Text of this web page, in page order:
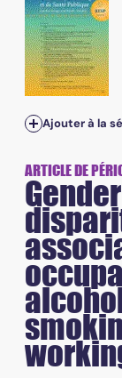
Ajouter à la
ARTICLE DE